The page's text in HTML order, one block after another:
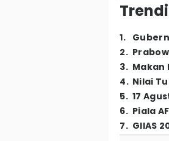
1.
2.
3. Makan
4. Nilai
5. 17
6. Piala
7. GIIAS